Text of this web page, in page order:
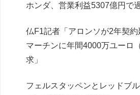
ホンダ、営業利益5307億円で
仏F1記者「アロンソが2年契
マーチンに年間4000万ユーロ
求」
フェルスタッペンとレッドブ